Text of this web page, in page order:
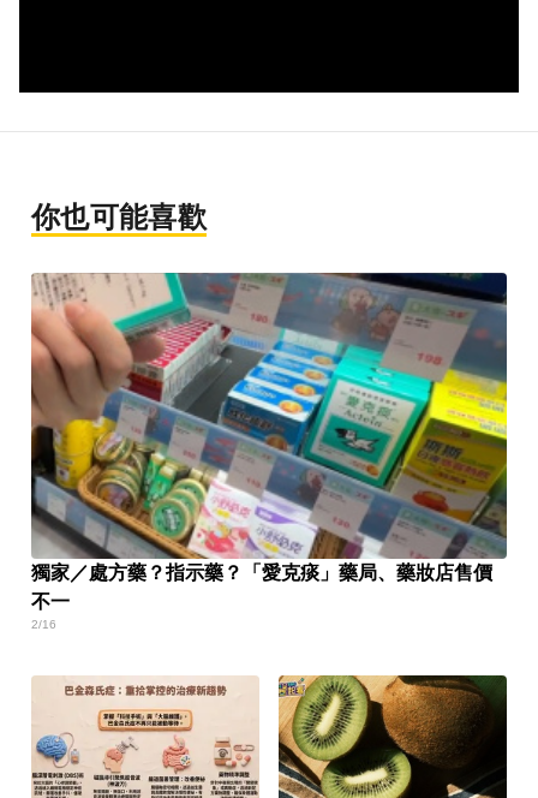
你也可能喜歡
獨家／處方藥？指示藥？「愛克痰」藥局、藥妝店售價
不一
2/16